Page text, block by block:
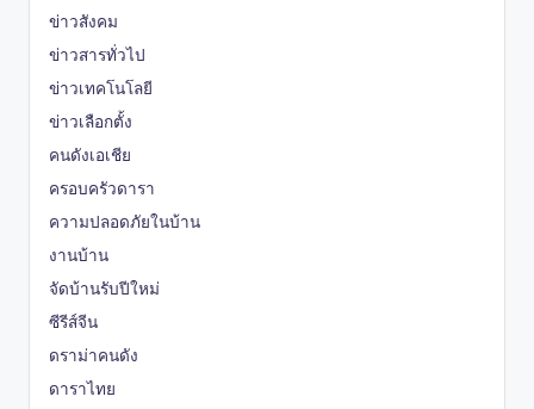
ข่าวสังคม
ข่าวสารทั่วไป
ข่าวเทคโนโลยี
ข่าวเลือกตั้ง
คนดังเอเชีย
ครอบครัวดารา
ความปลอดภัยในบ้าน
งานบ้าน
จัดบ้านรับปีใหม่
ซีรีส์จีน
ดราม่าคนดัง
ดาราไทย